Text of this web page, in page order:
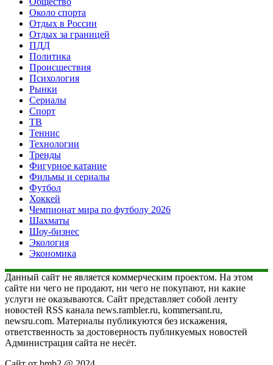
Около спорта
Отдых в России
Отдых за границей
ПДД
Политика
Происшествия
Психология
Рынки
Сериалы
Спорт
ТВ
Теннис
Технологии
Тренды
Фигурное катание
Фильмы и сериалы
Футбол
Хоккей
Чемпионат мира по футболу 2026
Шахматы
Шоу-бизнес
Экология
Экономика
Данный сайт не является коммерческим проектом. На этом
сайте ни чего не продают, ни чего не покупают, ни какие
услуги не оказываются. Сайт представляет собой ленту
новостей RSS канала news.rambler.ru, kommersant.ru,
newsru.com. Материалы публикуются без искажения,
ответственность за достоверность публикуемых новостей
Администрация сайта не несёт.